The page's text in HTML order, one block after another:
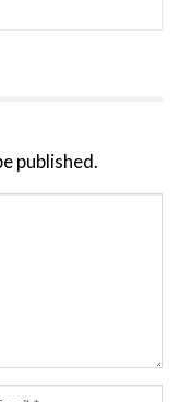
published.